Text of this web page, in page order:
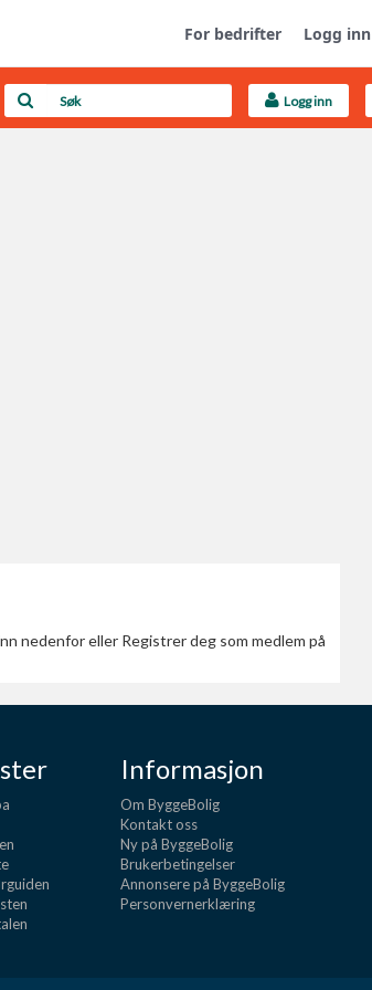
For bedrifter Logg inn
Last opp selv Logg inn
nedenfor eller Registrer deg som medlem på
Informasjon
Om ByggeBolig
Kontakt oss
Ny på ByggeBolig
Brukerbetingelser
Annonsere på ByggeBolig
Personvernerklæring